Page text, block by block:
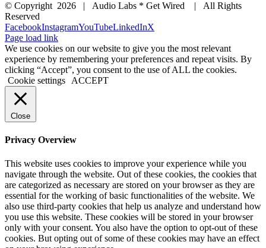
© Copyright 2026 | Audio Labs * Get Wired | All Rights
Reserved
FacebookInstagramYouTubeLinkedInX
Page load link
We use cookies on our website to give you the most relevant
experience by remembering your preferences and repeat visits. By
clicking “Accept”, you consent to the use of ALL the cookies.
Cookie settings
ACCEPT
Close
Privacy Overview
This website uses cookies to improve your experience while you
navigate through the website. Out of these cookies, the cookies that
are categorized as necessary are stored on your browser as they are
essential for the working of basic functionalities of the website. We
also use third-party cookies that help us analyze and understand how
you use this website. These cookies will be stored in your browser
only with your consent. You also have the option to opt-out of these
cookies. But opting out of some of these cookies may have an effect